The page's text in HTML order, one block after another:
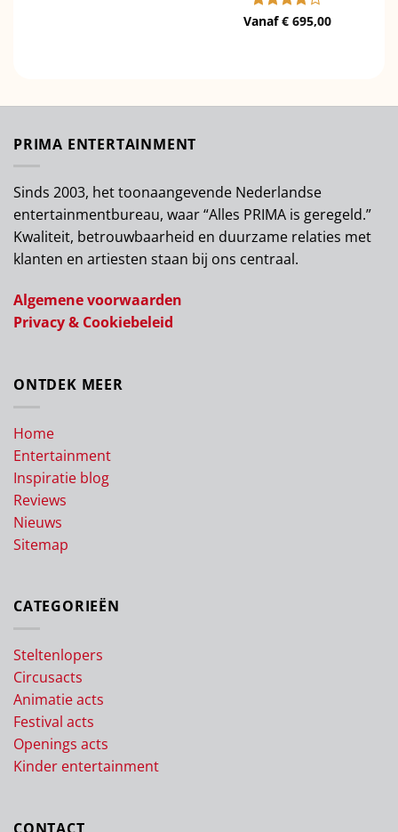
Gewaardeerd
Vanaf€ 695,00
PRIMA ENTERTAINMENT
Sinds 2003, het toonaangevende Nederlandse
entertainmentbureau, waar “Alles PRIMA is geregeld.”
Kwaliteit, betrouwbaarheid en duurzame relaties met
klanten en artiesten staan bij ons centraal.
Algemene voorwaarden
Privacy & Cookiebeleid
ONTDEK MEER
Home
Entertainment
Inspiratie blog
Reviews
Nieuws
Sitemap
CATEGORIEËN
Steltenlopers
Circusacts
Animatie acts
Festival acts
Openings acts
Kinder entertainment